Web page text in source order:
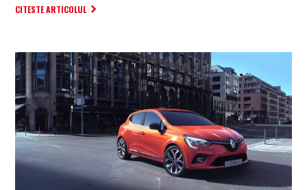
CITESTE ARTICOLUL